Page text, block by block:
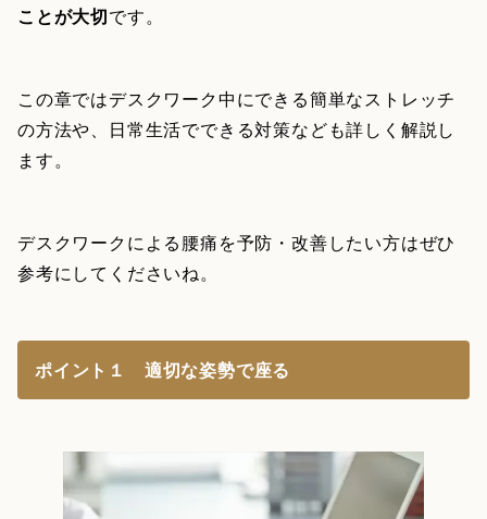
ことが大切です。
この章ではデスクワーク中にできる簡単なストレッチ
の方法や、日常生活でできる対策なども詳しく解説し
ます。
デスクワークによる腰痛を予防・改善したい方はぜひ
参考にしてくださいね。
ポイント１ 適切な姿勢で座る